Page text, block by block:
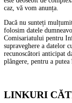
caz, vă vom anunța.
Dacă nu sunteți
folosim datele
Comisariatului pentru
supraveghere a datelor
recunoscători anticipat
plângere, pentru a
LINKURI